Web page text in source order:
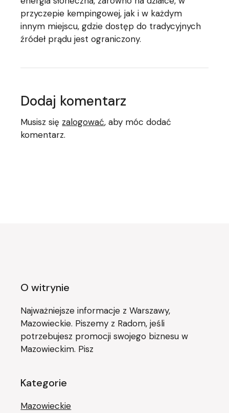
przyczepie kempingowej, jak i w każdym
innym miejscu, gdzie dostęp do tradycyjnych
źródeł prądu jest ograniczony.
Dodaj komentarz
Musisz się zalogować, aby móc dodać
komentarz.
O witrynie
Najważniejsze informacje z Warszawy,
Mazowieckie. Piszemy z Radom, jeśli
potrzebujesz promocji swojego biznesu w
Mazowieckim. Pisz
Kategorie
Mazowieckie